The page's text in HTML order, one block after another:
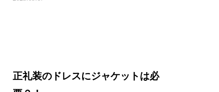
正礼装のドレスにジャケットは必